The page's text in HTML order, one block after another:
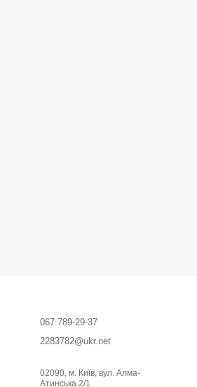
067 789-29-37
2283782@ukr.net
02090, м. Київ, вул. Алма-
Атинська 2/1